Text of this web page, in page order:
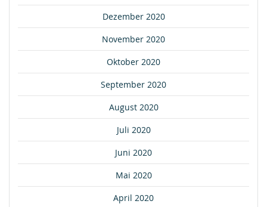
Dezember 2020
November 2020
Oktober 2020
September 2020
August 2020
Juli 2020
Juni 2020
Mai 2020
April 2020